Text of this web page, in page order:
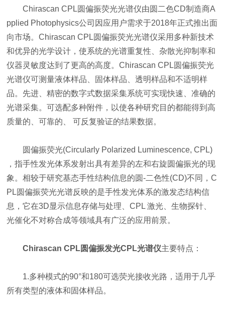
Chirascan CPL圆偏振荧光光谱仪由圆二色CD制造商A
pplied Photophysics公司因应用户需求于2018年正式推出面
向市场。Chirascan CPL圆偏振荧光光谱仪采用多种新技术
和优异的光学设计，使系统的光谱重复性、杂散光抑制率和
仪器灵敏度达到了更高的高度。Chirascan CPL圆偏振荧光
光谱仪可测量液体样品、固体样品、透明样品和不适明样
品。先进、精密的数字式数据采集系统可实现快速、准确的
光谱采集。可选配多种附件，以使各种研究目的都能得到高
质量的、可靠的、 可反复验证的结果数据。
圆偏振荧光(Circularly Polarized Luminescence, CPL)
，指手性发光体系发射出具有差异的左和右旋圆偏振光的现
象。相较于研究基态手性结构信息的圆-二色性(CD)不同，C
PL圆偏振荧光光谱反映的是手性发光体系的激发态结构信
息，它在3D显示信息存储与处理、CPL 激光、生物探针、
光催化不对称合成等领域具有广泛的应用前景。
Chirascan CPL圆偏振发光CPL光谱仪主要特点：
1.多种模式的90°和180可选荧光接收光路，适用于几乎
所有类型的液体和固体样品。